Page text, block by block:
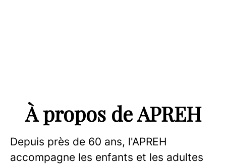
À propos de APREH
Depuis près de 60 ans, l'APREH
accompagne les enfants et les adultes